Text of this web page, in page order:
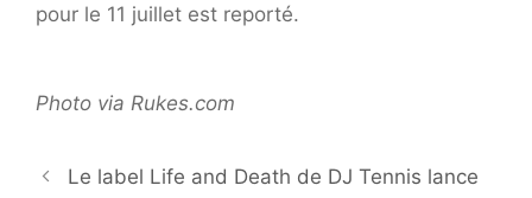
pour le 11 juillet est reporté.
Photo via Rukes.com
Le label Life and Death de DJ Tennis lance